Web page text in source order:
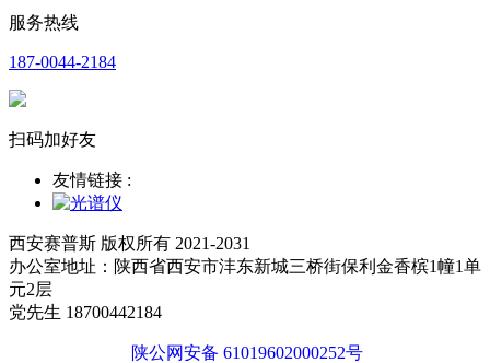
服务热线
187-0044-2184
扫码加好友
友情链接 :
西安赛普斯 版权所有 2021-2031
办公室地址：陕西省西安市沣东新城三桥街保利金香槟1幢1单
元2层
党先生 18700442184
陕公网安备 61019602000252号